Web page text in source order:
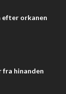
efter orkanen
fra hinanden